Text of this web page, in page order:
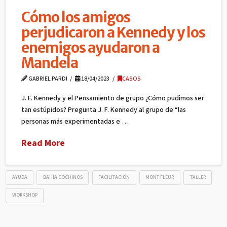
Cómo los amigos
perjudicaron a Kennedy y los
enemigos ayudaron a
Mandela
GABRIEL PARDI 18/04/2023 CASOS
J. F. Kennedy y el Pensamiento de grupo ¿Cómo pudimos ser
tan estúpidos? Pregunta J. F. Kennedy al grupo de “las
personas más experimentadas e …
Read More
AYUDA BAHÍA COCHINOS FACILITACIÓN MONT FLEUR TALLER
WORKSHOP